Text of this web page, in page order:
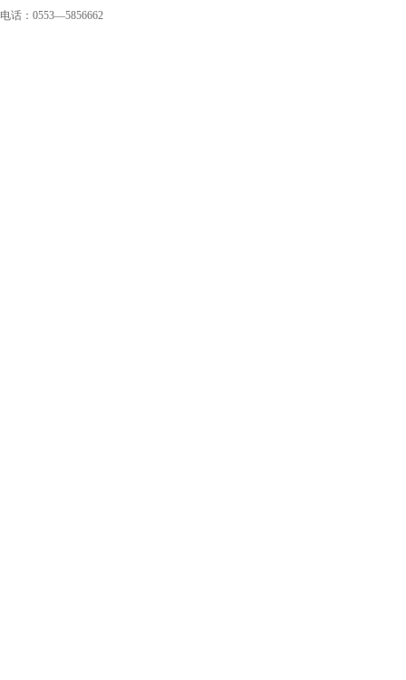
电话：0553—5856662